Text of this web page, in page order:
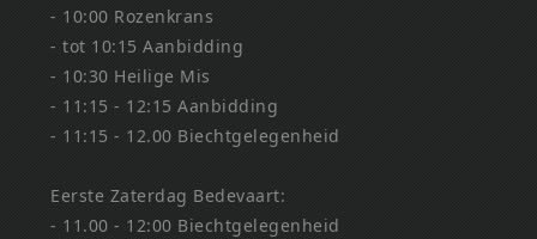
- 10:00 Rozenkrans
- tot 10:15 Aanbidding
- 10:30 Heilige Mis
- 11:15 - 12:15 Aanbidding
- 11:15 - 12.00 Biechtgelegenheid
Eerste Zaterdag Bedevaart:
- 11.00 - 12:00 Biechtgelegenheid